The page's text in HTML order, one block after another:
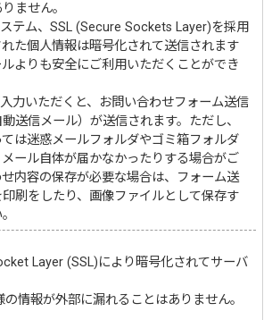
ません。
テム、SSL (Secure Sockets Layer)を採用
た個人情報は暗号化されて送信されます
よりも安全にご利用いただくことができ
力いただくと、お問い合わせフォーム送信
送信メール）が送信されます。ただし、
は迷惑メールフォルダやゴミ箱フォルダ
ール自体が届かなかったりする場合がご
内容の保存が必要な場合は、フォーム送
刷をしたり、画像ファイルとして保存す
Layer (SSL)により暗号化されてサーバ
情報が外部に漏れることはありません。